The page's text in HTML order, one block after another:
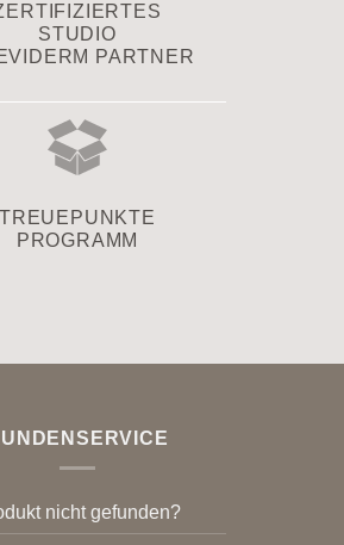
STUDIO
PARTNER
TREUEPUNKTE
PROGRAMM
nicht gefunden?